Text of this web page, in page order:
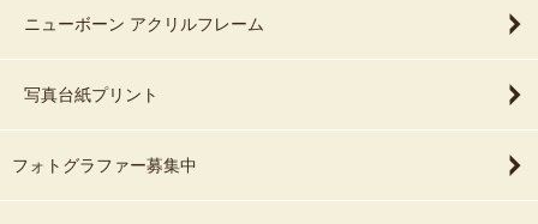
ニューボーン アクリルフレーム
写真台紙プリント
フォトグラファー募集中